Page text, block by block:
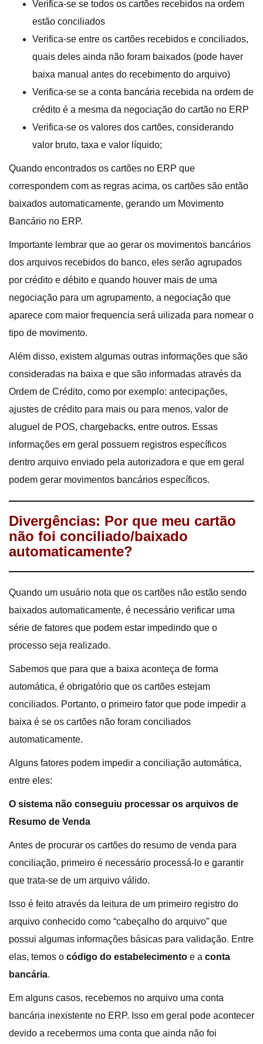
Verifica-se se todos os cartões recebidos na ordem
estão conciliados
Verifica-se entre os cartões recebidos e conciliados,
quais deles ainda não foram baixados (pode haver
baixa manual antes do recebimento do arquivo)
Verifica-se se a conta bancária recebida na ordem de
crédito é a mesma da negociação do cartão no ERP
Verifica-se os valores dos cartões, considerando
valor bruto, taxa e valor líquido;
Quando encontrados os cartões no ERP que
correspondem com as regras acima, os cartões são então
baixados automaticamente, gerando um Movimento
Bancário no ERP.
Importante lembrar que ao gerar os movimentos bancários
dos arquivos recebidos do banco, eles serão agrupados
por crédito e débito e quando houver mais de uma
negociação para um agrupamento, a negociação que
aparece com maior frequencia será uilizada para nomear o
tipo de movimento.
Além disso, existem algumas outras informações que são
consideradas na baixa e que são informadas através da
Ordem de Crédito, como por exemplo: antecipações,
ajustes de crédito para mais ou para menos, valor de
aluguel de POS, chargebacks, entre outros. Essas
informações em geral possuem registros específicos
dentro arquivo enviado pela autorizadora e que em geral
podem gerar movimentos bancários específicos.
Divergências: Por que meu cartão
não foi conciliado/baixado
automaticamente?
Quando um usuário nota que os cartões não estão sendo
baixados automaticamente, é necessário verificar uma
série de fatores que podem estar impedindo que o
processo seja realizado.
Sabemos que para que a baixa aconteça de forma
automática, é obrigatório que os cartões estejam
conciliados. Portanto, o primeiro fator que pode impedir a
baixa é se os cartões não foram conciliados
automaticamente.
Alguns fatores podem impedir a conciliação automática,
entre eles:
O sistema não conseguiu processar os arquivos de
Resumo de Venda
Antes de procurar os cartões do resumo de venda para
conciliação, primeiro é necessário processá-lo e garantir
que trata-se de um arquivo válido.
Isso é feito através da leitura de um primeiro registro do
arquivo conhecido como “cabeçalho do arquivo” que
possui algumas informações básicas para validação. Entre
elas, temos o código do estabelecimento e a conta
bancária.
Em alguns casos, recebemos no arquivo uma conta
bancária inexistente no ERP. Isso em geral pode acontecer
devido a recebermos uma conta que ainda não foi